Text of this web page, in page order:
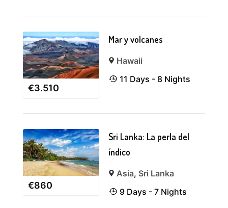
€3.510
Mar y volcanes
Hawaii
11 Days - 8 Nights
€860
Sri Lanka: La perla del
índico
Asia, Sri Lanka
9 Days - 7 Nights